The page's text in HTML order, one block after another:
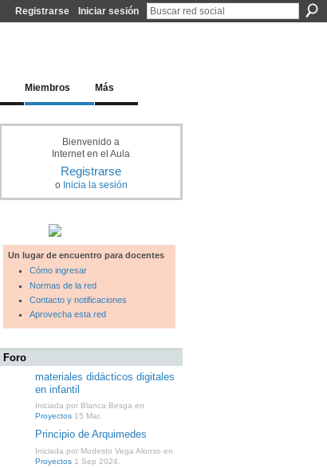
Registrarse Iniciar sesión
Miembros Más
Bienvenido a
Internet en el Aula
Registrarse
o Inicia la sesión
Un lugar de encuentro para docentes
Cómo ingresar
Normas de la red
Contacto y notificaciones
Aprovecha esta red
Foro
materiales didácticos digitales
en infantil
Iniciada por Blanca Besga en
Proyectos 15 Mar.
Principio de Arquimedes
Iniciada por Modesto Vega Alonso en
Proyectos 1 Sep 2024.